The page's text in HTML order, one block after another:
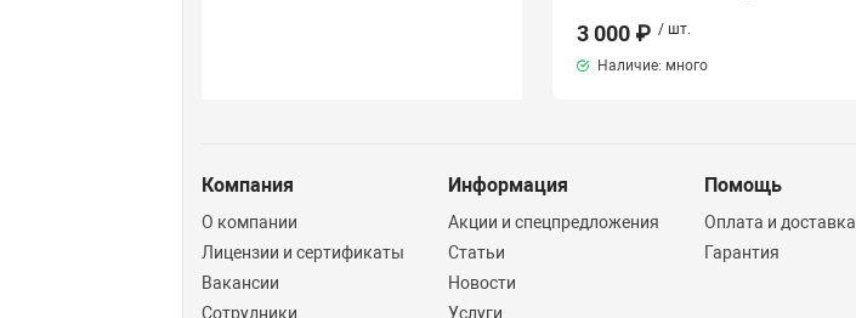
3 000 ₽ / шт.
Наличие: много
Компания
О компании
Лицензии и сертификаты
Вакансии
Сотрудники
Информация
Акции и спецпредложения
Статьи
Новости
Услуги
Помощь
Оплата и доставка
Гарантия